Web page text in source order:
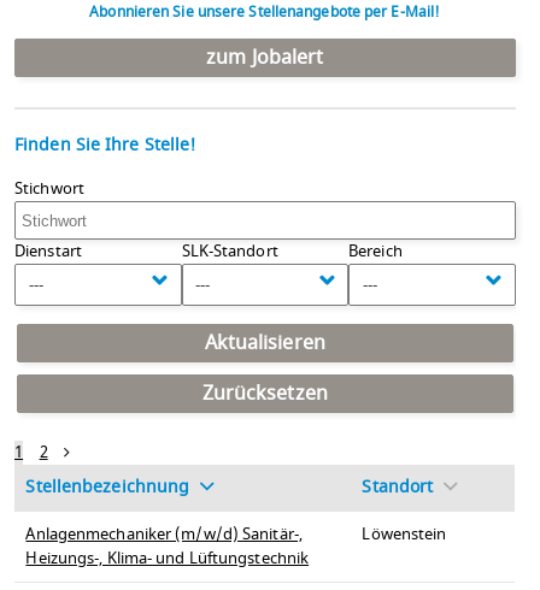
Abonnieren Sie unsere Stellenangebote per E-Mail!
zum Jobalert
Finden Sie Ihre Stelle!
Stichwort
Dienstart
---
SLK-Standort
---
Bereich
---
Aktualisieren
Zurücksetzen
1
2
Stellenbezeichnung
Standort
Anlagenmechaniker (m/w/d) Sanitär-,
Heizungs-, Klima- und Lüftungstechnik
Löwenstein